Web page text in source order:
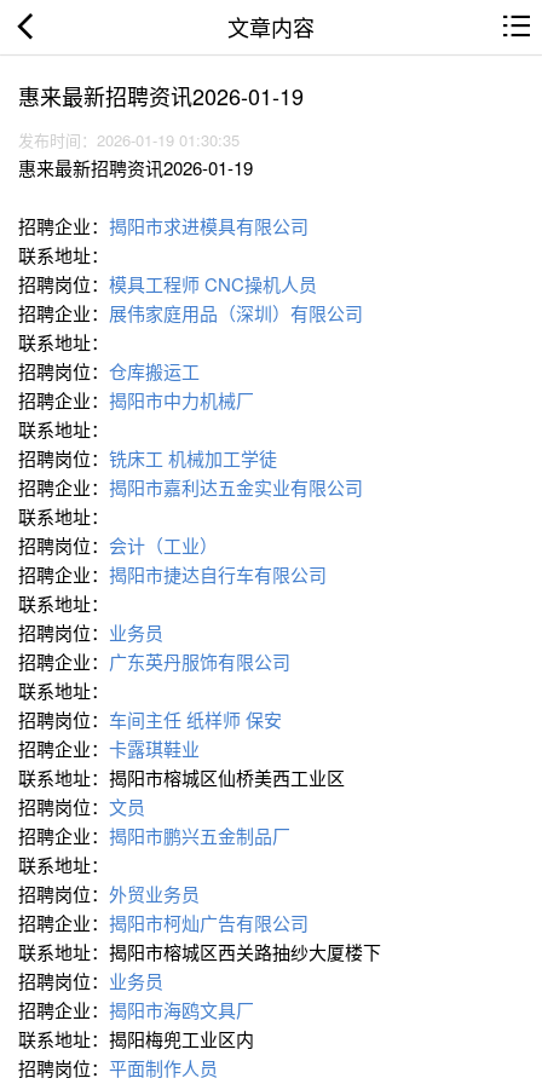
文章内容
惠来最新招聘资讯2026-01-19
发布时间：2026-01-19 01:30:35
惠来最新招聘资讯2026-01-19
招聘企业： 揭阳市求进模具有限公司
联系地址：
招聘岗位： 模具工程师CNC操机人员
招聘企业： 展伟家庭用品（深圳）有限公司
联系地址：
招聘岗位： 仓库搬运工
招聘企业： 揭阳市中力机械厂
联系地址：
招聘岗位： 铣床工 机械加工学徒
招聘企业： 揭阳市嘉利达五金实业有限公司
联系地址：
招聘岗位： 会计（工业）
招聘企业： 揭阳市捷达自行车有限公司
联系地址：
招聘岗位： 业务员
招聘企业： 广东英丹服饰有限公司
联系地址：
招聘岗位： 车间主任纸样师保安
招聘企业： 卡露琪鞋业
联系地址：揭阳市榕城区仙桥美西工业区
招聘岗位： 文员
招聘企业： 揭阳市鹏兴五金制品厂
联系地址：
招聘岗位： 外贸业务员
招聘企业： 揭阳市柯灿广告有限公司
联系地址：揭阳市榕城区西关路抽纱大厦楼下
招聘岗位： 业务员
招聘企业： 揭阳市海鸥文具厂
联系地址：揭阳梅兜工业区内
招聘岗位： 平面制作人员